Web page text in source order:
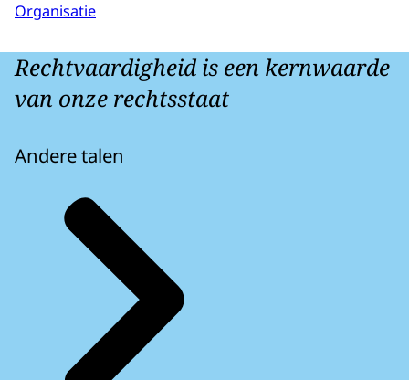
Organisatie
Rechtvaardigheid is een kernwaarde
van onze rechtsstaat
Andere talen